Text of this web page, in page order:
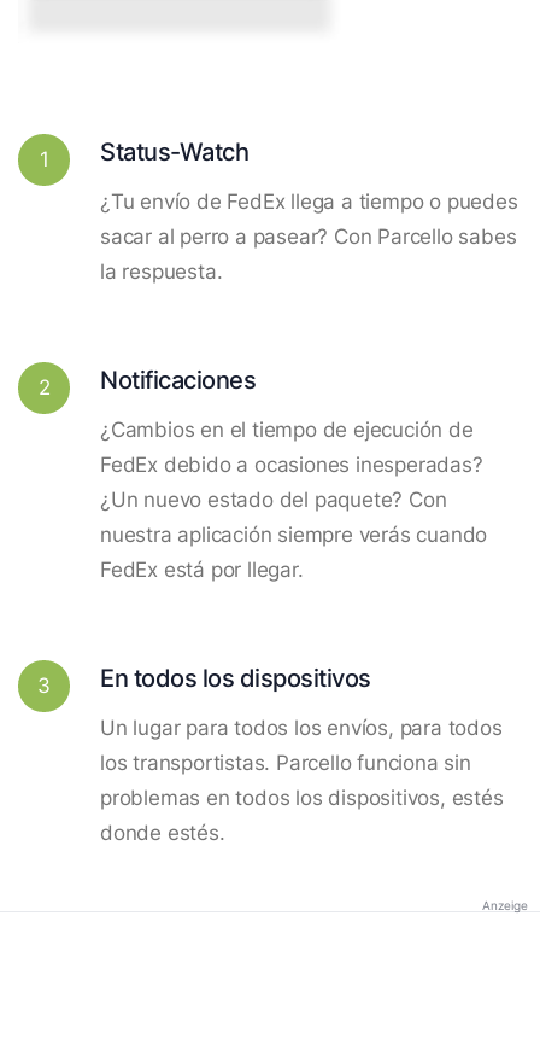
1 Status-Watch
¿Tu envío de FedEx llega a tiempo o puedes
sacar al perro a pasear? Con Parcello sabes
la respuesta.
2 Notificaciones
¿Cambios en el tiempo de ejecución de
FedEx debido a ocasiones inesperadas?
¿Un nuevo estado del paquete? Con
nuestra aplicación siempre verás cuando
FedEx está por llegar.
3 En todos los dispositivos
Un lugar para todos los envíos, para todos
los transportistas. Parcello funciona sin
problemas en todos los dispositivos, estés
donde estés.
Anzeige